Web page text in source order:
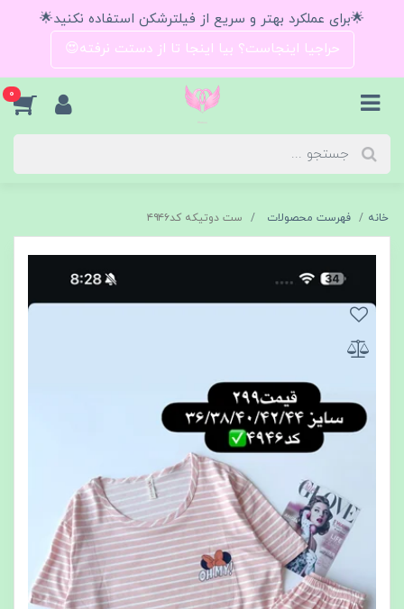
🌟برای عملکرد بهتر و سریع از فیلترشکن استفاده نکنید🌟
حراجیا اینجاست؟ بیا اینجا تا از دستت نرفته😍
0
خانه فهرست محصولات ست دوتیکه کد۴۹۴۶